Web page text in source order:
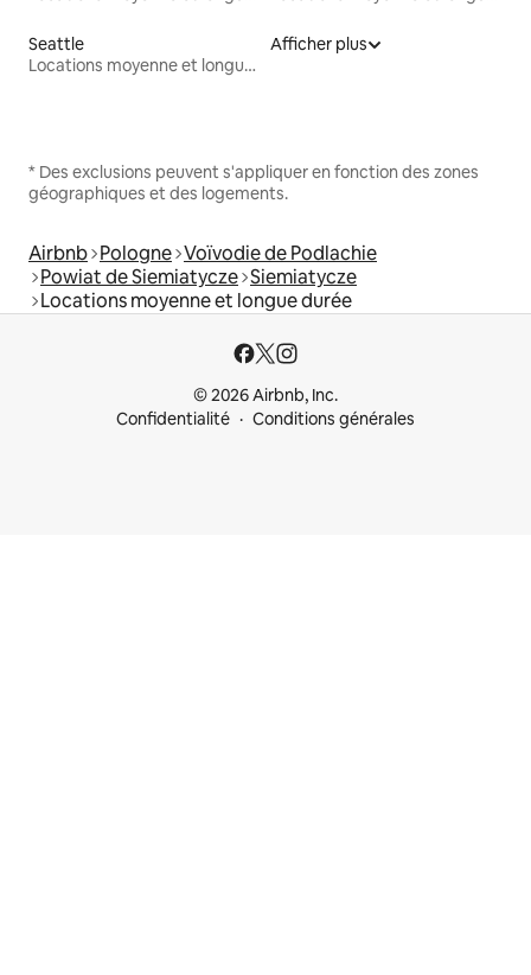
Seattle
Locations moyenne et longue durée
Afficher plus
* Des exclusions peuvent s'appliquer en fonction des zones
géographiques et des logements.
Airbnb Pologne Voïvodie de Podlachie
Powiat de Siemiatycze Siemiatycze
Locations moyenne et longue durée
© 2026 Airbnb, Inc.
Confidentialité
Conditions générales